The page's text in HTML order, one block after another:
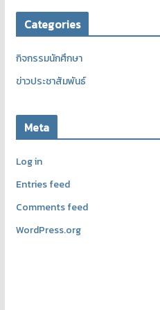
Categories
กิจกรรมนักศึกษา
ข่าวประชาสัมพันธ์
Meta
Log in
Entries feed
Comments feed
WordPress.org